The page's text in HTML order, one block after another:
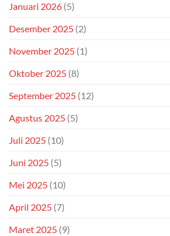
Januari 2026 (5)
Desember 2025 (2)
November 2025 (1)
Oktober 2025 (8)
September 2025 (12)
Agustus 2025 (5)
Juli 2025 (10)
Juni 2025 (5)
Mei 2025 (10)
April 2025 (7)
Maret 2025 (9)